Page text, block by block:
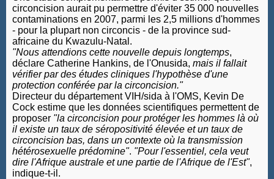
circoncision aurait pu permettre d'éviter 35 000 nouvelles
contaminations en 2007, parmi les 2,5 millions d'hommes
- pour la plupart non circoncis - de la province sud-
africaine du Kwazulu-Natal.
"Nous attendions cette nouvelle depuis longtemps,
déclare Catherine Hankins, de l'Onusida, mais il fallait
vérifier par des études cliniques l'hypothèse d'une
protection conférée par la circoncision."
Directeur du département VIH/sida à l'OMS, Kevin De
Cock estime que les données scientifiques permettent de
proposer "la circoncision pour protéger les hommes là où
il existe un taux de séropositivité élevée et un taux de
circoncision bas, dans un contexte où la transmission
hétérosexuelle prédomine". "Pour l'essentiel, cela veut
dire l'Afrique australe et une partie de l'Afrique de l'Est",
indique-t-il.